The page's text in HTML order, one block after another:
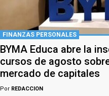
FINANZAS PERSONALES
BYMA Educa abre la
cursos de agosto
mercado de capitales
Por REDACCION